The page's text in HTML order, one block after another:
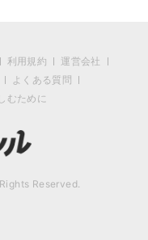
利用規約
運営会社
よくある質問
むために
Reserved.